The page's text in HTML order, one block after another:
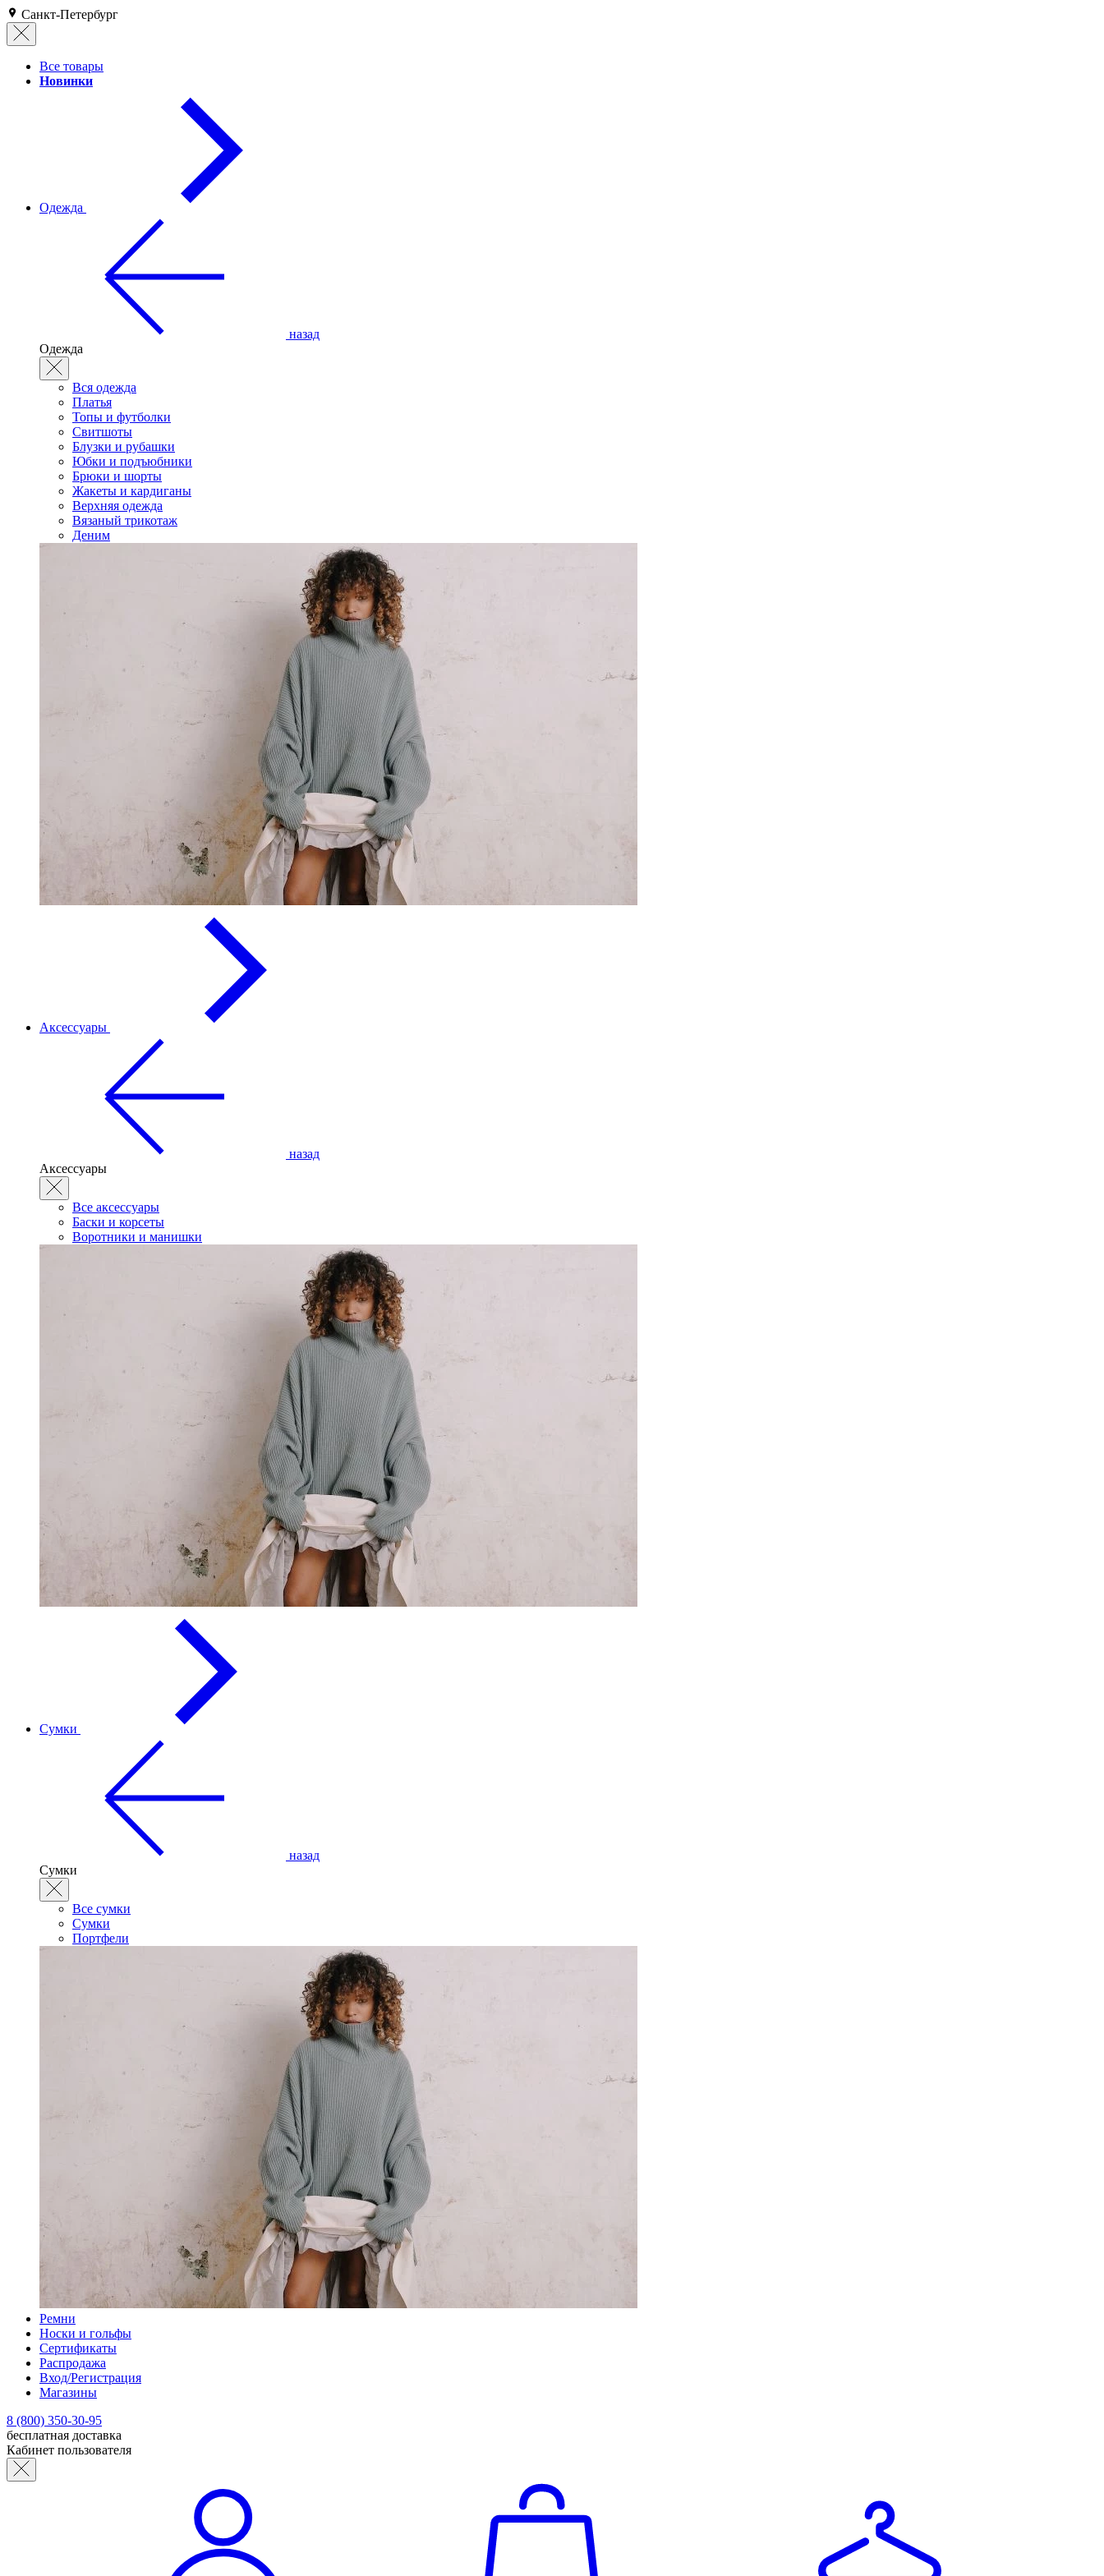
Санкт-Петербург
Все товары
Новинки
Одежда
назад
Одежда
Вся одежда
Платья
Топы и футболки
Свитшоты
Блузки и рубашки
Юбки и подъюбники
Брюки и шорты
Жакеты и кардиганы
Верхняя одежда
Вязаный трикотаж
Деним
Аксессуары
назад
Аксессуары
Все аксессуары
Баски и корсеты
Воротники и манишки
Сумки
назад
Сумки
Все сумки
Сумки
Портфели
Ремни
Носки и гольфы
Сертификаты
Распродажа
Вход/Регистрация
Магазины
8 (800) 350-30-95
бесплатная доставка
Кабинет пользователя